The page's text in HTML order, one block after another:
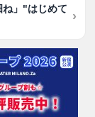
ね」"はじめて